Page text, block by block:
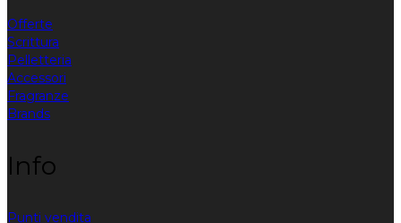
Offerte
Scrittura
Pelletteria
Accessori
Fragranze
Brands
Info
Punti vendita